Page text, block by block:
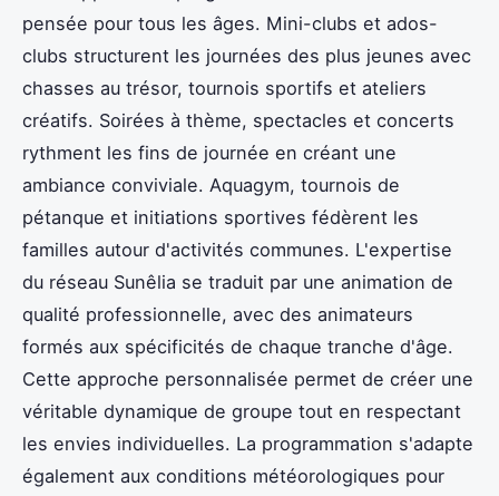
pensée pour tous les âges. Mini-clubs et ados-
clubs structurent les journées des plus jeunes avec
chasses au trésor, tournois sportifs et ateliers
créatifs. Soirées à thème, spectacles et concerts
rythment les fins de journée en créant une
ambiance conviviale. Aquagym, tournois de
pétanque et initiations sportives fédèrent les
familles autour d'activités communes. L'expertise
du réseau Sunêlia se traduit par une animation de
qualité professionnelle, avec des animateurs
formés aux spécificités de chaque tranche d'âge.
Cette approche personnalisée permet de créer une
véritable dynamique de groupe tout en respectant
les envies individuelles. La programmation s'adapte
également aux conditions météorologiques pour